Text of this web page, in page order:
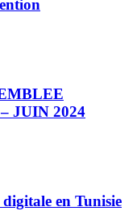
JUIN 2024
en Tunisie